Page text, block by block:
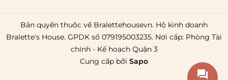
Bản quyền thuộc về Bralettehousevn. Hộ kinh doanh
Bralette's House. GPDK số 079195003235. Nơi cấp: Phòng Tài
chính - Kế hoạch Quận 3
Cung cấp bởi Sapo